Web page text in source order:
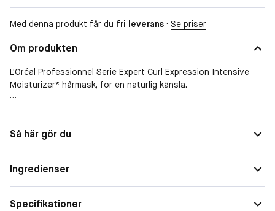
Med denna produkt får du fri leverans · Se priser
Om produkten
L'Oréal Professionnel Serie Expert Curl Expression Intensive
Moisturizer* hårmask, för en naturlig känsla.
Intensive Moisturizer hårmask* för en naturlig känsla. Denna
formula, som är berikad med glycerin 2,5 %, Urea H och
förhand ut lockigt och krulligt hår för ett flytande resultat.
Håret känns omedelbart mjukt och lätt. Den absorberas
omedelbart.
Så här gör du
Ingredienser
Specifikationer